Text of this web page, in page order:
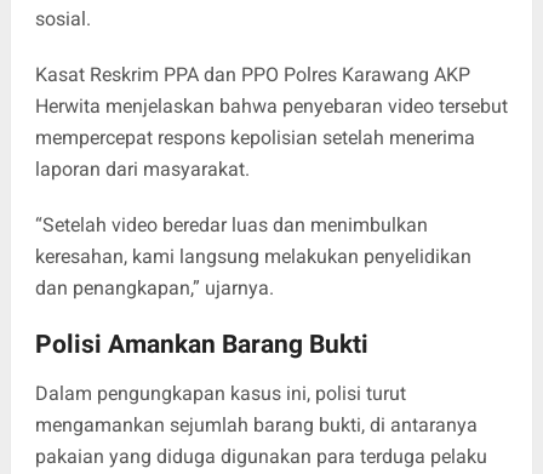
sosial.
Kasat Reskrim PPA dan PPO Polres Karawang AKP
Herwita menjelaskan bahwa penyebaran video tersebut
mempercepat respons kepolisian setelah menerima
laporan dari masyarakat.
“Setelah video beredar luas dan menimbulkan
keresahan, kami langsung melakukan penyelidikan
dan penangkapan,” ujarnya.
Polisi Amankan Barang Bukti
Dalam pengungkapan kasus ini, polisi turut
mengamankan sejumlah barang bukti, di antaranya
pakaian yang diduga digunakan para terduga pelaku